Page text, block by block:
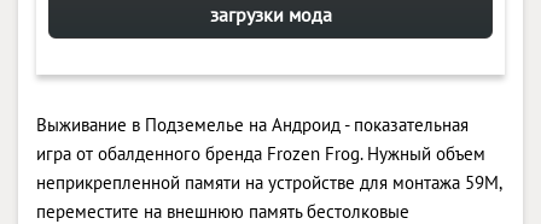
загрузки мода
Выживание в Подземелье на Андроид - показательная
игра от обалденного бренда Frozen Frog. Нужный объем
неприкрепленной памяти на устройстве для монтажа 59M,
переместите на внешнюю память бестолковые